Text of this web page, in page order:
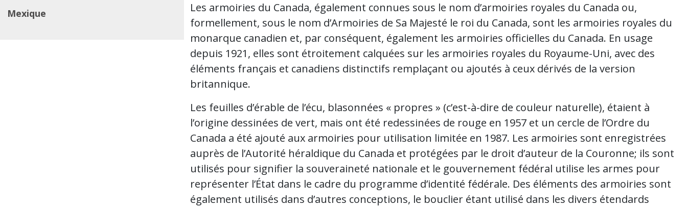
Mexique
Les armoiries du Canada, également connues sous le nom d’armoiries royales du Canada ou,
formellement, sous le nom d’Armoiries de Sa Majesté le roi du Canada, sont les armoiries royales du
monarque canadien et, par conséquent, également les armoiries officielles du Canada. En usage
depuis 1921, elles sont étroitement calquées sur les armoiries royales du Royaume-Uni, avec des
éléments français et canadiens distinctifs remplaçant ou ajoutés à ceux dérivés de la version
britannique.
Les feuilles d’érable de l’écu, blasonnées « propres » (c’est-à-dire de couleur naturelle), étaient à
l’origine dessinées de vert, mais ont été redessinées de rouge en 1957 et un cercle de l’Ordre du
Canada a été ajouté aux armoiries pour utilisation limitée en 1987. Les armoiries sont enregistrées
auprès de l’Autorité héraldique du Canada et protégées par le droit d’auteur de la Couronne; ils sont
utilisés pour signifier la souveraineté nationale et le gouvernement fédéral utilise les armes pour
représenter l’État dans le cadre du programme d’identité fédérale. Des éléments des armoiries sont
également utilisés dans d’autres conceptions, le bouclier étant utilisé dans les divers étendards